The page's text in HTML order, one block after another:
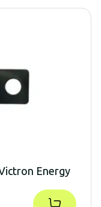
Energy